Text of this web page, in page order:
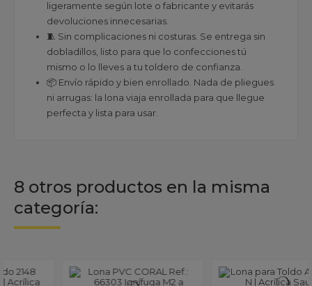
ligeramente según lote o fabricante y evitarás
devoluciones innecesarias.
🧵 Sin complicaciones ni costuras. Se entrega sin
dobladillos, listo para que lo confecciones tú
mismo o lo lleves a tu toldero de confianza.
📦 Envío rápido y bien enrollado. Nada de pliegues
ni arrugas: la lona viaja enrollada para que llegue
perfecta y lista para usar.
8 otros productos en la misma
categoría: